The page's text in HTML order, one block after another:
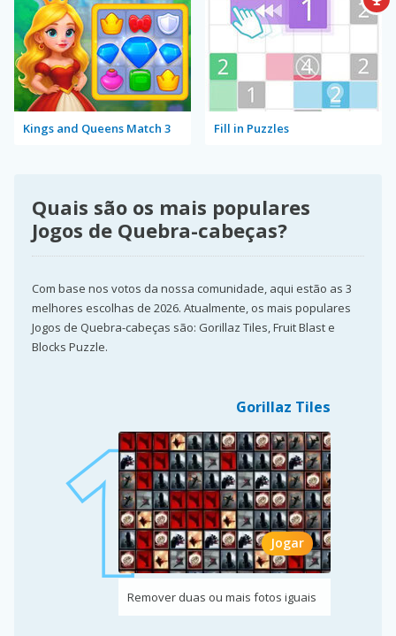
Kings and Queens Match 3 Fill in Puzzles
Quais são os mais populares
Jogos de Quebra-cabeças?
Com base nos votos da nossa comunidade, aqui estão as 3
melhores escolhas de 2026. Atualmente, os mais populares
Jogos de Quebra-cabeças são: Gorillaz Tiles, Fruit Blast e
Blocks Puzzle.
Gorillaz Tiles
Jogar
Remover duas ou mais fotos iguais